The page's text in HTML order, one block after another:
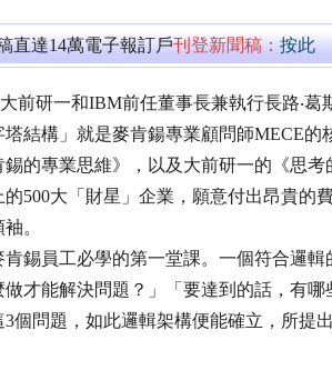
直達14萬電子報訂戶刊登新聞稿：按此
前研一和IBM前任董事長兼執行長路‧葛
結構」就是麥肯鍚專業顧問師MECE的
的專業思維》，以及大前研一的《思考
500大「財星」企業，願意付出昂貴的
。
錫員工必學的第一堂課。一個符合邏輯
才能解決問題？」「要達到的話，有
個問題，如此邏輯架構便能確立，所提